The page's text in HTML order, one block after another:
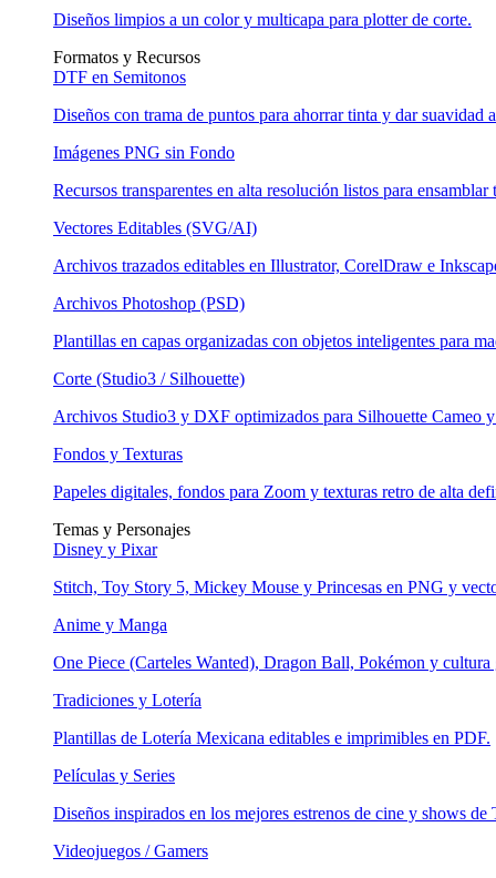
Diseños limpios a un color y multicapa para plotter de corte.
Formatos y Recursos
DTF en Semitonos
Diseños con trama de puntos para ahorrar tinta y dar suavidad
Imágenes PNG sin Fondo
Recursos transparentes en alta resolución listos para ensamblar
Vectores Editables (SVG/AI)
Archivos trazados editables en Illustrator, CorelDraw e
Archivos Photoshop (PSD)
Plantillas en capas organizadas con objetos inteligentes para
Corte (Studio3 / Silhouette)
Archivos Studio3 y DXF optimizados para Silhouette Cameo
Fondos y Texturas
Papeles digitales, fondos para Zoom y texturas retro de alta
Temas y Personajes
Disney y Pixar
Stitch, Toy Story 5, Mickey Mouse y Princesas en PNG y
Anime y Manga
One Piece (Carteles Wanted), Dragon Ball, Pokémon y cultura
Tradiciones y Lotería
Plantillas de Lotería Mexicana editables e imprimibles en PDF.
Películas y Series
Diseños inspirados en los mejores estrenos de cine y shows de
Videojuegos / Gamers